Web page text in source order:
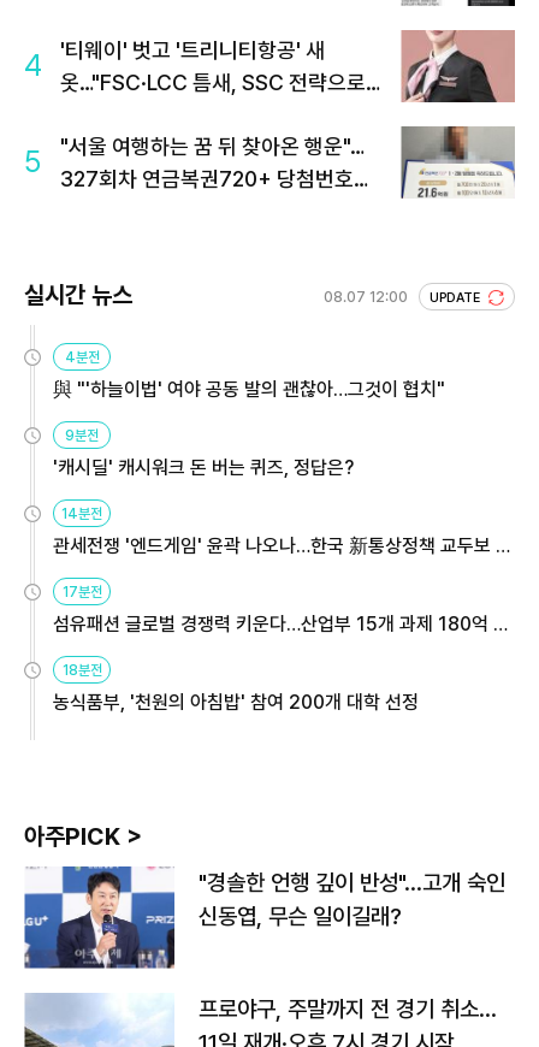
4
'티웨이' 벗고 '트리니티항공' 새
옷…"FSC·LCC 틈새, SSC 전략으로
5
"서울 여행하는 꿈 뒤 찾아온 행운"…
327회차 연금복권720+ 당첨번호조
실시간 뉴스 08.07 12:00 UPDATE
4분전
與 "'하늘이법' 여야 공동 발의 괜찮아…그것이 협치"
9분전
'캐시딜' 캐시워크 돈 버는 퀴즈, 정답은?
14분전
관세전쟁 '엔드게임' 윤곽 나오나…한국 新통상정책 교두보 활
17분전
섬유패션 글로벌 경쟁력 키운다…산업부 15개 과제 180억 지
18분전
농식품부, '천원의 아침밥' 참여 200개 대학 선정
아주PICK >
"경솔한 언행 깊이 반성"…고개 숙인
신동엽, 무슨 일이길래?
프로야구, 주말까지 전 경기 취소…